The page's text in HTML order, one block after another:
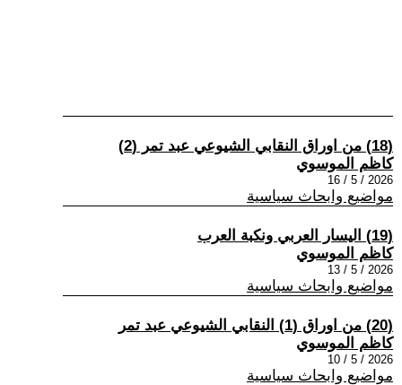
(18) من اوراق النقابي الشيوعي عبد تمر (2)
كاظم الموسوي
2026 / 5 / 16
مواضيع وابحاث سياسية
(19) اليسار العربي ونكبة العرب
كاظم الموسوي
2026 / 5 / 13
مواضيع وابحاث سياسية
(20) من اوراق (1) النقابي الشيوعي عبد تمر
كاظم الموسوي
2026 / 5 / 10
مواضيع وابحاث سياسية